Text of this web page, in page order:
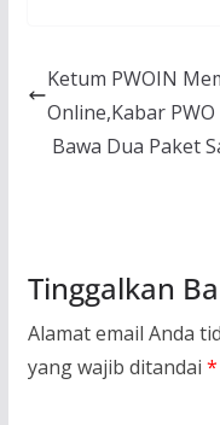
Ketum PWOIN
Online,Kabar PWO
Bawa Dua Paket
Tinggalkan
Alamat email Anda
yang wajib ditandai *